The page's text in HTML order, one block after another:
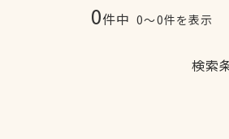
0件中 0〜0件を表示
検索